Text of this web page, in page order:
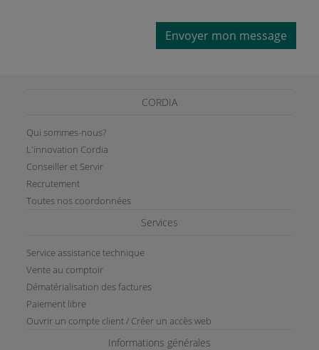
Envoyer mon message
CORDIA
Qui sommes-nous?
L'innovation Cordia
Conseiller et Servir
Recrutement
Toutes nos coordonnées
Services
Service assistance technique
Vente au comptoir
Dématérialisation des factures
Paiement libre
Ouvrir un compte client / Créer un accès web
Informations générales